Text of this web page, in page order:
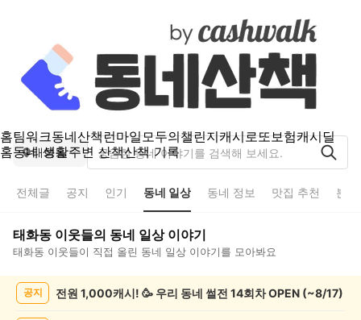
홈팀워크동네산책런마일모두의챌린지캐시로또보험캐시딜
홈동네 생활주변 산책산책 기록
태화동
전체글 공지 인기 동네 일상 동네 정보 맛집 추천 분
태화동 이웃들의 동네 일상이야기
태화동 이웃들이 직접 올린 동네 일상 이야기를 모아봐요
공지 전원 1,000캐시! 🥳 우리 동네 썰전 14회차 OPEN (~8/17)